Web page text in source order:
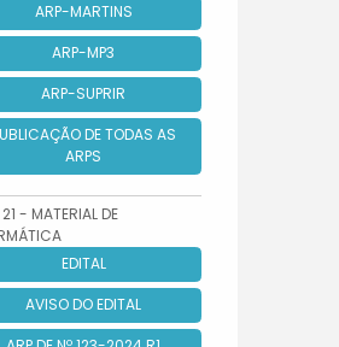
ARP-MARTINS
ARP-MP3
ARP-SUPRIR
DE TODAS AS
ARPS
21 - MATERIAL DE
EDITAL
AVISO DO EDITAL